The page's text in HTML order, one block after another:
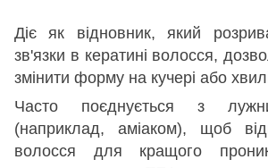
Діє як відновник, який
зв'язки в кератині волосся,
змінити форму на кучері або
Часто поєднується з
(наприклад, аміаком), щоб
волосся для кращого